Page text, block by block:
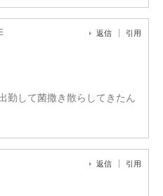
返信 引用
勤して菌撒き散らしてきたん
返信 引用